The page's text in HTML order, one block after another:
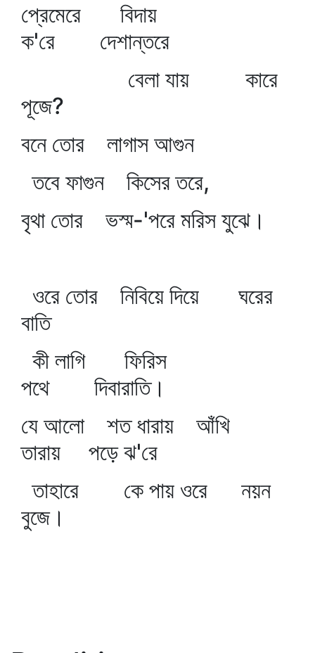
প্রেমেরে বিদায়
ক'রে দেশান্তরে
বেলা যায় কারে
পূজে?
বনে তোর লাগাস আগুন
তবে ফাগুন কিসের তরে,
বৃথা তোর ভস্ম-'পরে মরিস যুঝে।
ওরে তোর নিবিয়ে দিয়ে ঘরের
বাতি
কী লাগি ফিরিস
পথে দিবারাতি।
যে আলো শত ধারায় আঁখি
তারায় পড়ে ঝ'রে
তাহারে কে পায় ওরে নয়ন
বুজে।